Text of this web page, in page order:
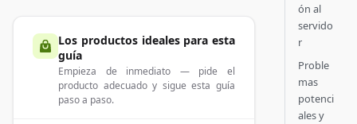
Los productos ideales para esta
guía
Empieza de inmediato — pide el
producto adecuado y sigue esta guía
paso a paso.
ón al
servido
r
Proble
mas
potenci
ales y